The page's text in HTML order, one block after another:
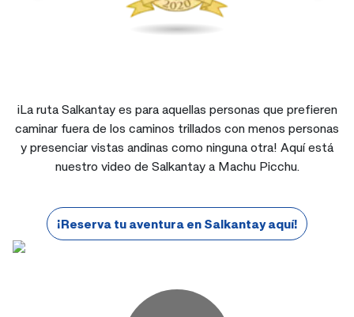
¡La ruta Salkantay es para aquellas personas que prefieren
caminar fuera de los caminos trillados con menos personas
y presenciar vistas andinas como ninguna otra! Aquí está
nuestro video de Salkantay a Machu Picchu.
¡Reserva tu aventura en Salkantay aquí!